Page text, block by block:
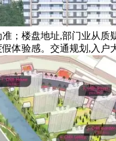
；楼盘地址,部门业从
体验感。交通规划,入户